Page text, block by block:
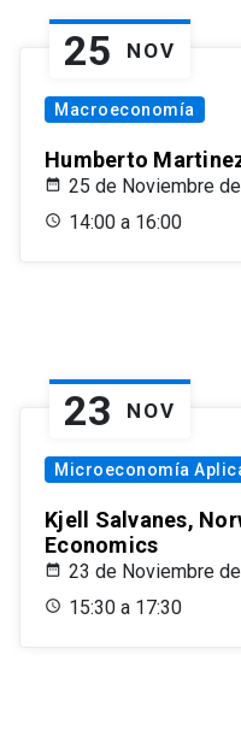
25 NOV
Macroeconomía
Humberto
25 de Noviembre
14:00 a 16:00
23 NOV
Microeconomía
Kjell Salvanes,
Economics
23 de Noviembre
15:30 a 17:30